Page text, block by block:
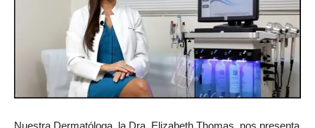
Nuestra Dermatóloga, la Dra. Elizabeth Thomas, nos presenta